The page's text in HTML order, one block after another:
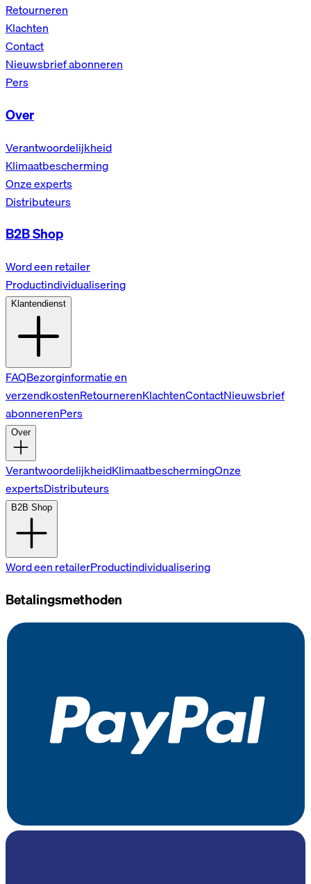
Retourneren
Klachten
Contact
Nieuwsbrief abonneren
Pers
Over
Verantwoordelijkheid
Klimaatbescherming
Onze experts
Distributeurs
B2B Shop
Word een retailer
Productindividualisering
Klantendienst
FAQBezorginformatie en
verzendkostenRetournerenKlachtenContactNieuwsbrief
abonnerenPers
Over
VerantwoordelijkheidKlimaatbeschermingOnze
expertsDistributeurs
B2B Shop
Word een retailerProductindividualisering
Betalingsmethoden